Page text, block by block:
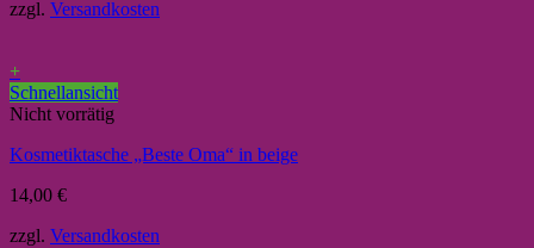
zzgl. Versandkosten
+
Schnellansicht
Nicht vorrätig
Kosmetiktasche „Beste Oma“ in beige
14,00 €
zzgl. Versandkosten